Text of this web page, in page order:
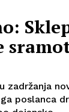
zadržanja
poslanca